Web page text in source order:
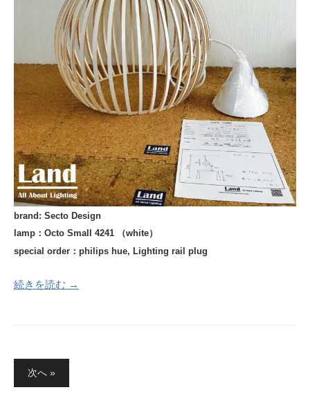
brand: Secto Design
lamp：Octo Small 4241 （white）
special order：philips hue, Lighting rail plug
続きを読む →
次へ »